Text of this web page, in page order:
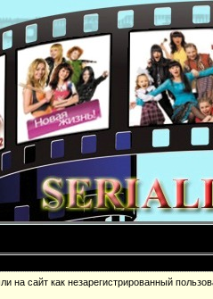
на сайт как незарегистрированный